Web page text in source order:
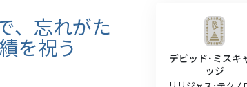
コミュニケーション
、忘れがた
を祝う
デビッド･ミスキ
ッジ